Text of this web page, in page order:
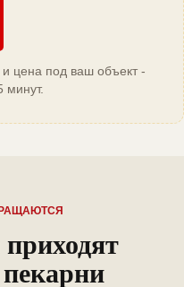
цена под ваш объект -
минут.